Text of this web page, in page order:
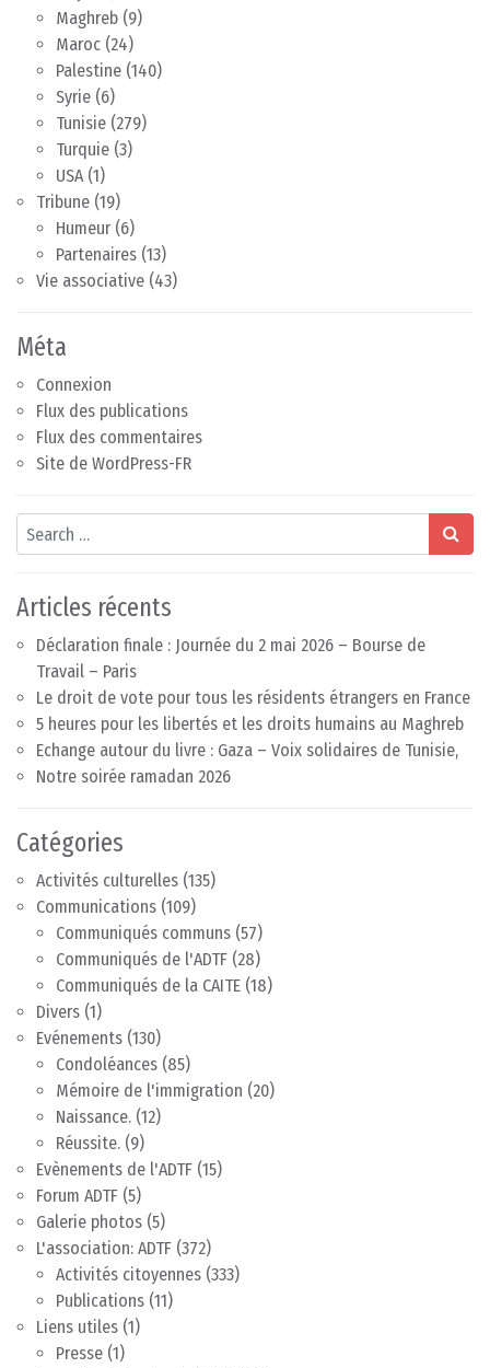
Maghreb (9)
Maroc (24)
Palestine (140)
Syrie (6)
Tunisie (279)
Turquie (3)
USA(1)
Tribune (19)
Humeur (6)
Partenaires (13)
Vie associative (43)
Méta
Connexion
Flux des publications
Flux des commentaires
Site de WordPress-FR
Search
Articles récents
Déclaration finale : Journée du 2 mai 2026 – Bourse de
Travail – Paris
Le droit de vote pour tous les résidents étrangers en France
5 heures pour les libertés et les droits humains au Maghreb
Echange autour du livre : Gaza – Voix solidaires de Tunisie,
Notre soirée ramadan 2026
Catégories
Activités culturelles (135)
Communications (109)
Communiqués communs (57)
Communiqués de l'ADTF (28)
Communiqués de la CAITE (18)
Divers (1)
Evénements (130)
Condoléances (85)
Mémoire de l'immigration (20)
Naissance. (12)
Réussite. (9)
Evènements de l'ADTF (15)
Forum ADTF (5)
Galerie photos (5)
L'association: ADTF (372)
Activités citoyennes (333)
Publications (11)
Liens utiles (1)
Presse (1)